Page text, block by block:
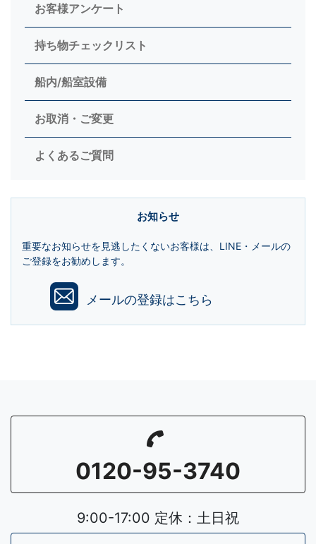
お客様アンケート
持ち物チェックリスト
船内/船室設備
お取消・ご変更
よくあるご質問
お知らせ
重要なお知らせを見逃したくないお客様は、LINE・メールの
ご登録をお勧めします。
メールの登録はこちら
0120-95-3740
9:00-17:00 定休：土日祝